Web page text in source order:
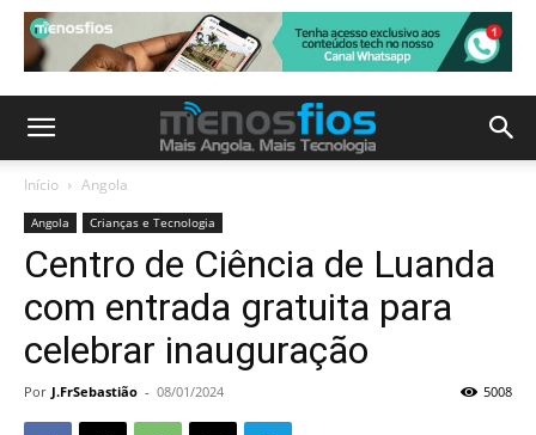
Início Angola
Angola Crianças e Tecnologia
Centro de Ciência de Luanda
com entrada gratuita para
celebrar inauguração
Por J.FrSebastião - 08/01/2024 5008